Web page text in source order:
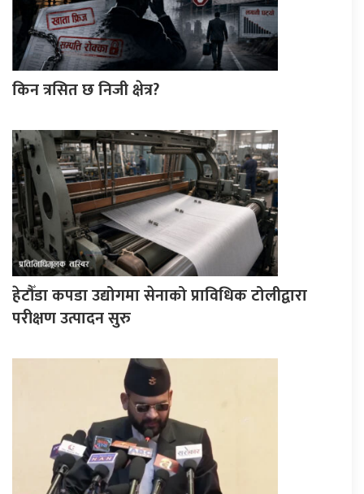
किन त्रसित छ निजी क्षेत्र?
हेटौँडा कपडा उद्योगमा सेनाको प्राविधिक टोलीद्वारा
परीक्षण उत्पादन सुरु